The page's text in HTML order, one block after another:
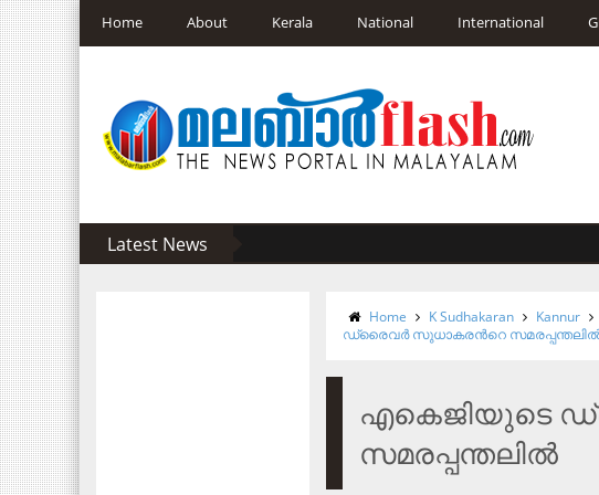
Home About Kerala National International
Latest News
Home K Sudhakaran Kannur
ഡ്രൈവർ സുധാകരന്‍റെ
എകെജിയുടെ
സമരപ്പന്തലിൽ